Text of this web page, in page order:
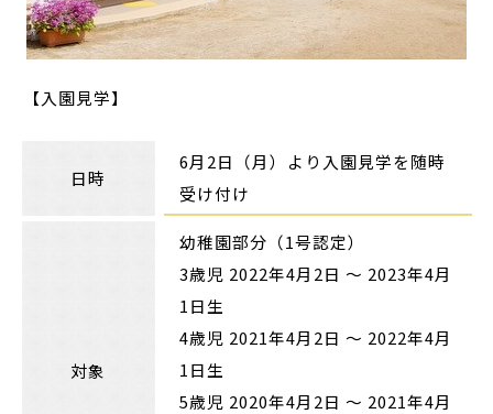
【入園見学】
日時
6月2日（月）より入園見学を随時
受け付け
対象
幼稚園部分（1号認定）
3歳児 2022年4月2日 〜 2023年4月
1日生
4歳児 2021年4月2日 〜 2022年4月
1日生
5歳児 2020年4月2日 〜 2021年4月